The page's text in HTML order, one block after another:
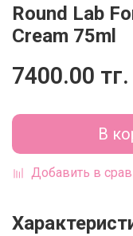
Round Lab
Cream 75ml
7400.00 тг.
В
Добавить в